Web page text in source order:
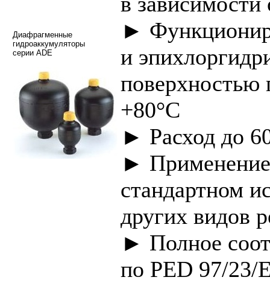
Диафрагменные
гидроаккумуляторы
серии ADE
►
и
поверхностью
+80°C
► Расход до
► Применение
стандартном
других видов
► Полное
по PED 97/23/